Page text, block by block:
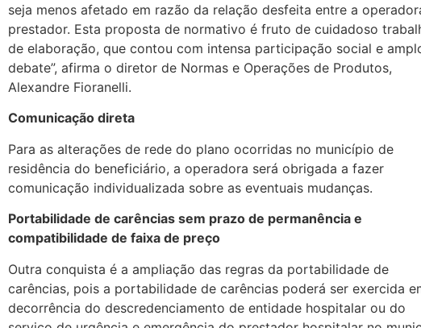
seja menos afetado em razão da relação desfeita entre a
prestador. Esta proposta de normativo é fruto de cuidadoso
de elaboração, que contou com intensa participação social e
debate”, afirma o diretor de Normas e Operações de Produtos,
Alexandre Fioranelli.
Comunicação direta
Para as alterações de rede do plano ocorridas no município de
residência do beneficiário, a operadora será obrigada a fazer
comunicação individualizada sobre as eventuais mudanças.
Portabilidade de carências sem prazo de permanência e
compatibilidade de faixa de preço­­­­­­
Outra conquista é a ampliação das regras da portabilidade de
carências, pois a portabilidade de carências poderá ser exercida
decorrência do descredenciamento de entidade hospitalar ou do